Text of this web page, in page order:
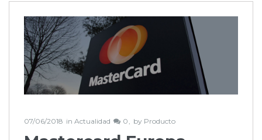
07/06/2018 in Actualidad 0 by Producto